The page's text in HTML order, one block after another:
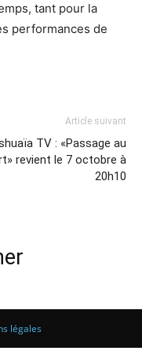
tant pour la
performances de
Article suivant
TV : «Passage au
revient le 7 octobre à
20h10
légales